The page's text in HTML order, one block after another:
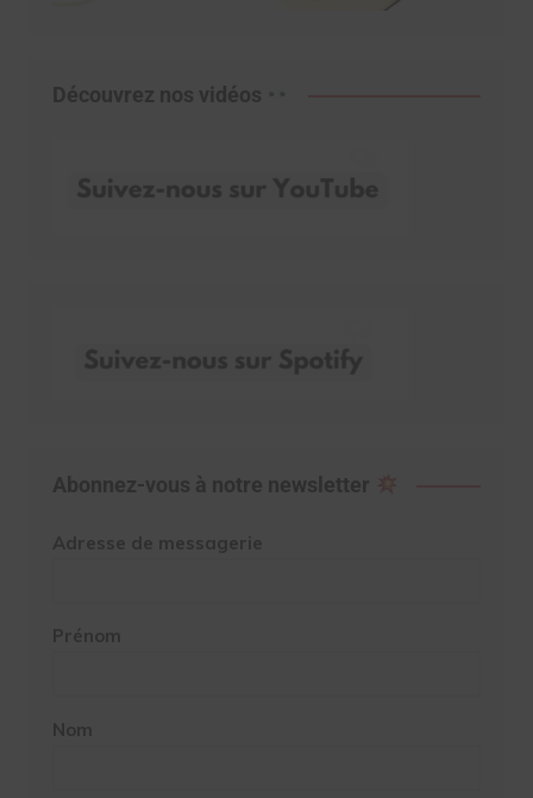
Découvrez nos vidéos
Abonnez-vous à notre newsletter
Adresse de messagerie
Prénom
Nom